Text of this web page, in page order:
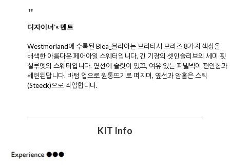
"
디자이너's 멘트
Westmorland에 수록된 Blea_블리아는 브리티시 브리즈 8가지 색상을
배색한 아름다운 페어아일 스웨터입니다. 긴 기장의 셋인슬리브의 세미 핏
실루엣의 스웨터입니다. 옆선에 슬릿이 있꼬, 여유 있는 퍼넬넥이 편안함과
세련된답니다. 바텀 업으로 원통뜨기로 떠지며, 옆선과 암홀은 스틱
(Steeck)으로 작업합니다.
KIT Info